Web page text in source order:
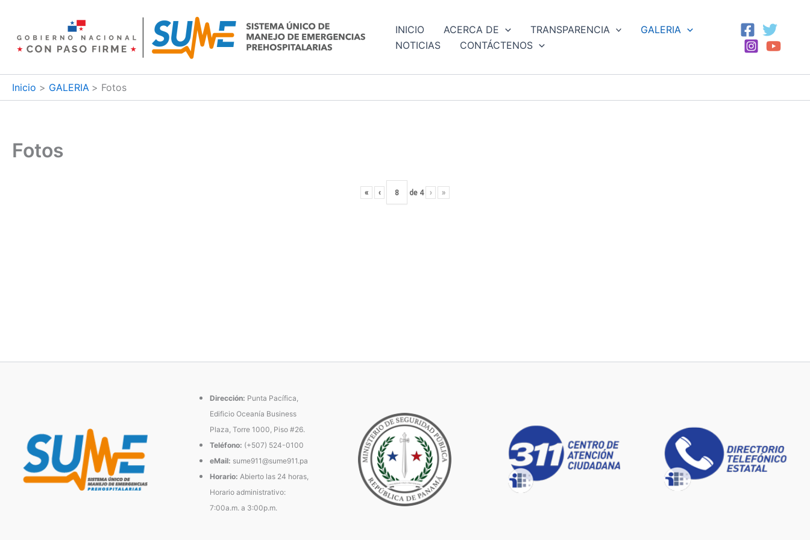
contenido
INICIO ACERCA DE TRANSPARENCIA
GALERIA
NOTICIAS
CONTÁCTENOS
Inicio GALERIA Fotos
Fotos
« ‹ de 4 › »
Dirección: Punta Pacífica,
Edificio Oceanía Business
Plaza, Torre 1000, Piso #26.
Teléfono: (+507) 524-0100
eMail: sume911@sume911.pa
Horario: Abierto las 24 horas,
Horario administrativo:
7:00a.m. a 3:00p.m.